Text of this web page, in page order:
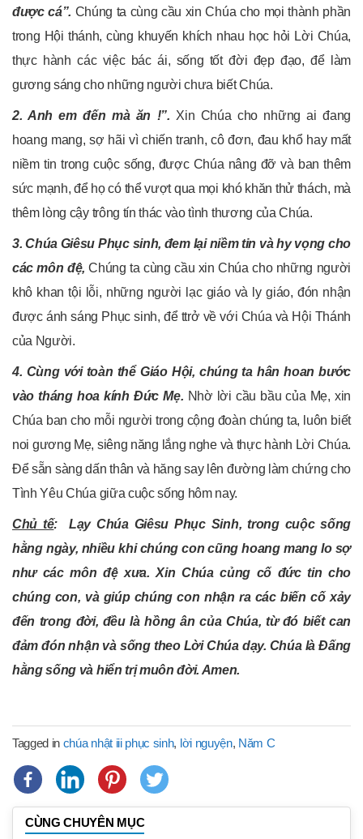
được cá”. Chúng ta cùng cầu xin Chúa cho mọi thành phần
trong Hội thánh, cùng khuyến khích nhau học hỏi Lời Chúa,
thực hành các việc bác ái, sống tốt đời đẹp đạo, để làm
gương sáng cho những người chưa biết Chúa.
2. Anh em đến mà ăn !”. Xin Chúa cho những ai đang
hoang mang, sợ hãi vì chiến tranh, cô đơn, đau khổ hay mất
niềm tin trong cuộc sống, được Chúa nâng đỡ và ban thêm
sức mạnh, để họ có thể vượt qua mọi khó khăn thử thách, mà
thêm lòng cậy trông tín thác vào tình thương của Chúa.
3. Chúa Giêsu Phục sinh, đem lại niềm tin và hy vọng cho
các môn đệ,Chúng ta cùng cầu xin Chúa cho những người
khô khan tội lỗi, những người lạc giáo và ly giáo, đón nhận
được ánh sáng Phục sinh, để ttrở về với Chúa và Hội Thánh
của Người.
4. Cùng với toàn thể Giáo Hội, chúng ta hân hoan bước
vào tháng hoa kính Đức Mẹ. Nhờ lời cầu bầu của Mẹ, xin
Chúa ban cho mỗi người trong cộng đoàn chúng ta, luôn biết
noi gương Mẹ, siêng năng lắng nghe và thực hành Lời Chúa.
Để sẵn sàng dấn thân và hăng say lên đường làm chứng cho
Tình Yêu Chúa giữa cuộc sống hôm nay.
Chủ tế: Lạy Chúa Giêsu Phục Sinh, trong cuộc sống
hằng ngày, nhiều khi chúng con cũng hoang mang lo sợ
như các môn đệ xưa. Xin Chúa củng cố đức tin cho
chúng con, và giúp chúng con nhận ra các biến cố xảy
đến trong đời, đều là hồng ân của Chúa, từ đó biết can
đảm đón nhận và sống theo Lời Chúa dạy. Chúa là Đấng
hằng sống và hiển trị muôn đời. Amen.
Tagged in chúa nhật iii phục sinh, lời nguyện, Năm C
CÙNG CHUYÊN MỤC